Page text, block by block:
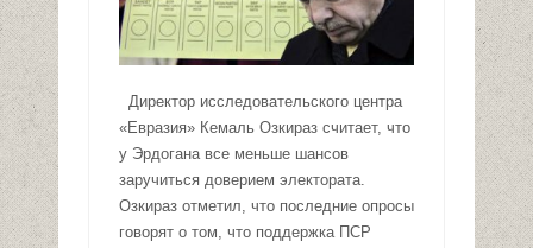
Директор исследовательского центра
«Евразия» Кемаль Озкираз считает, что
у Эрдогана все меньше шансов
заручиться доверием электората.
Озкираз отметил, что последние опросы
говорят о том, что поддержка ПСР